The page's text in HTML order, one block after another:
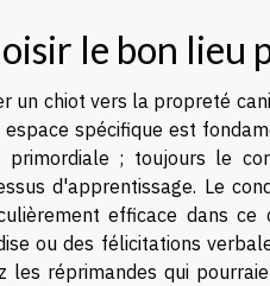
le bon lieu
un chiot vers la propreté
spécifique est
primordiale ; toujours le
d'apprentissage. Le
efficace dans ce
ou des félicitations
les réprimandes qui